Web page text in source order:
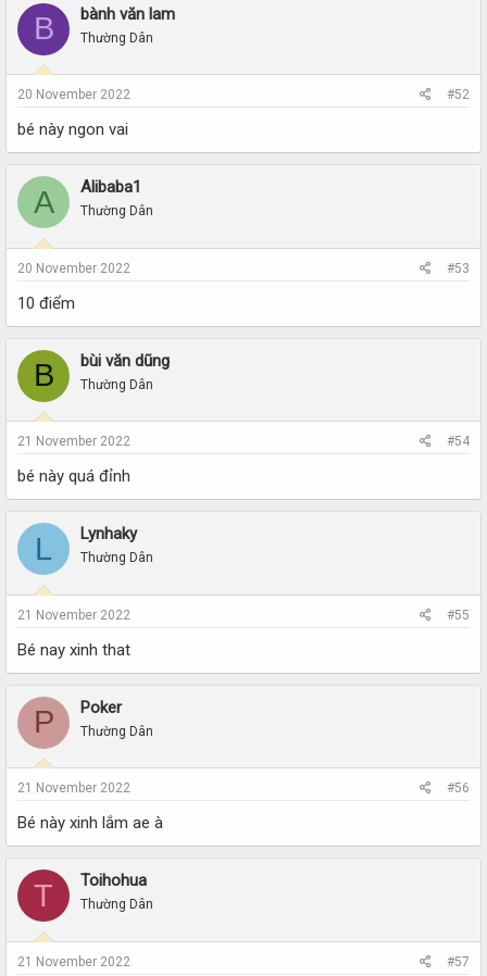
B bành văn lam
Thường Dân
20 November 2022 #52
bé này ngon vai
A Alibaba1
Thường Dân
20 November 2022 #53
10 điểm
B bùi văn dũng
Thường Dân
21 November 2022 #54
bé này quá đỉnh
L Lynhaky
Thường Dân
21 November 2022 #55
Bé nay xinh that
P Poker
Thường Dân
21 November 2022 #56
Bé này xinh lắm ae à
T Toihohua
Thường Dân
21 November 2022 #57